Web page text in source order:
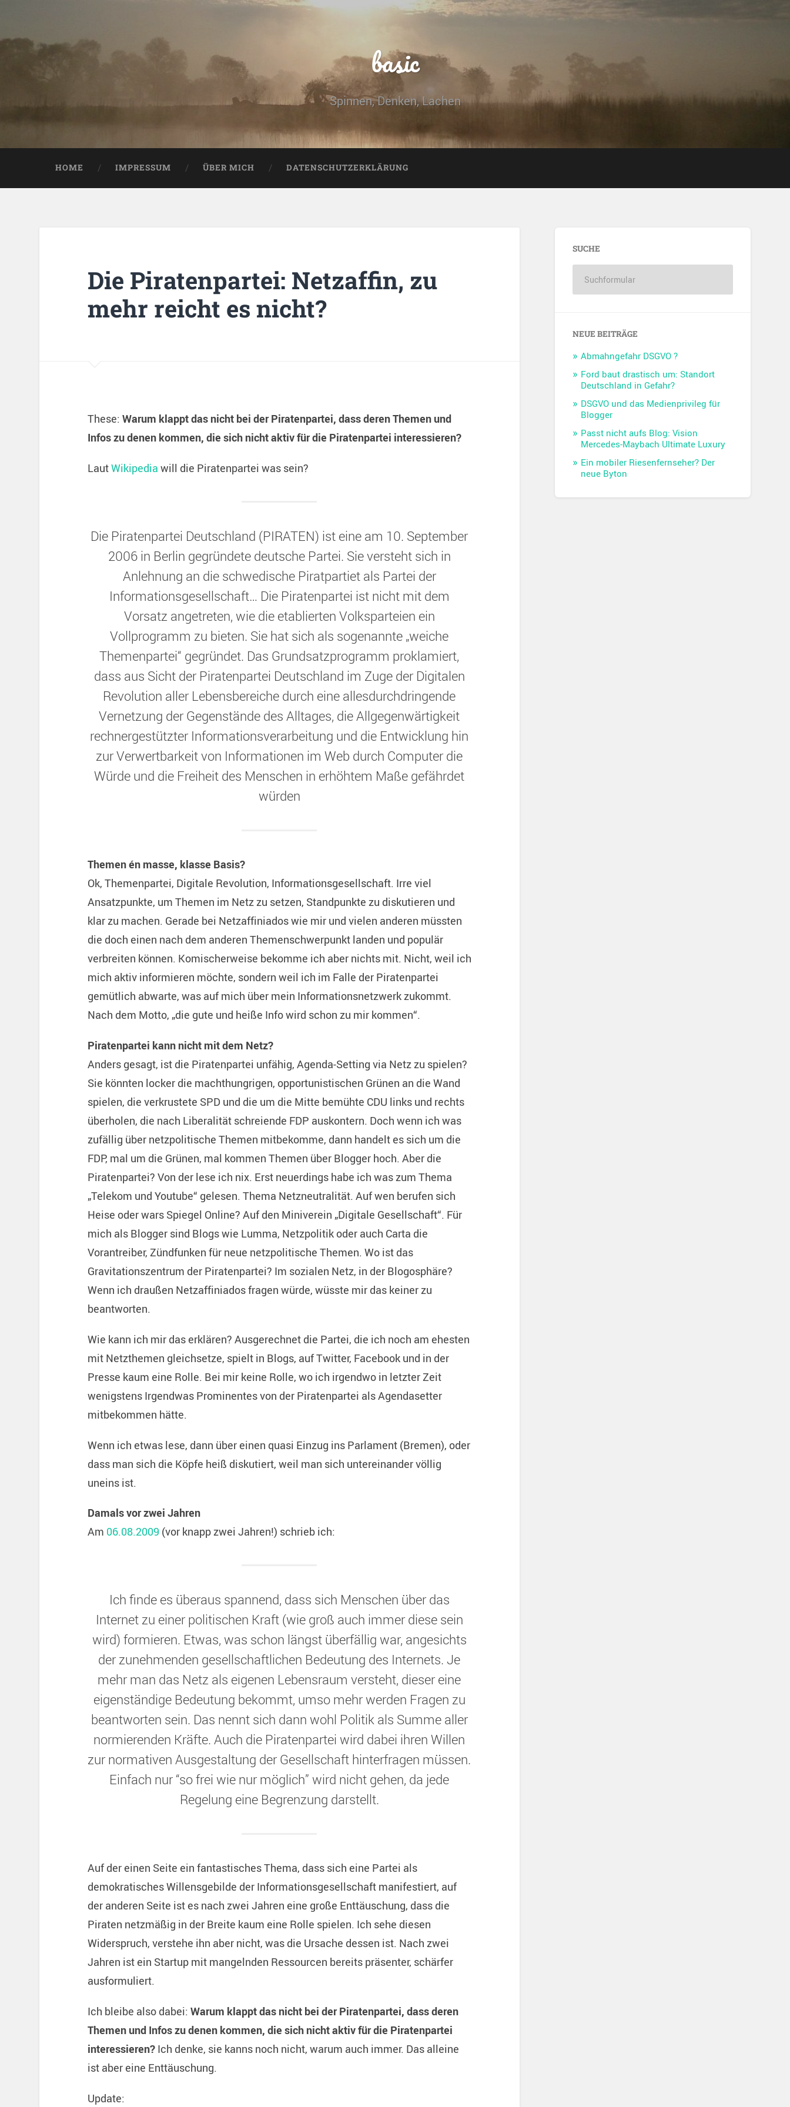
basic
Spinnen, Denken, Lachen
HOME IMPRESSUM ÜBER MICH DATENSCHUTZERKLÄRUNG
Die Piratenpartei: Netzaffin, zu
mehr reicht es nicht?
These: Warum klappt das nicht bei der Piratenpartei, dass deren Themen und
Infos zu denen kommen, die sich nicht aktiv für die Piratenpartei interessieren?
LautWikipedia will die Piratenpartei was sein?
Die Piratenpartei Deutschland (PIRATEN) ist eine am 10. September
2006 in Berlin gegründete deutsche Partei. Sie versteht sich in
Anlehnung an die schwedische Piratpartiet als Partei der
Informationsgesellschaft… Die Piratenpartei ist nicht mit dem
Vorsatz angetreten, wie die etablierten Volksparteien ein
Vollprogramm zu bieten. Sie hat sich als sogenannte „weiche
Themenpartei“ gegründet. Das Grundsatzprogramm proklamiert,
dass aus Sicht der Piratenpartei Deutschland im Zuge der Digitalen
Revolution aller Lebensbereiche durch eine allesdurchdringende
Vernetzung der Gegenstände des Alltages, die Allgegenwärtigkeit
rechnergestützter Informationsverarbeitung und die Entwicklung hin
zur Verwertbarkeit von Informationen im Web durch Computer die
Würde und die Freiheit des Menschen in erhöhtem Maße gefährdet
würden
Themen én masse, klasse Basis?
Ok, Themenpartei, Digitale Revolution, Informationsgesellschaft. Irre viel
Ansatzpunkte, um Themen im Netz zu setzen, Standpunkte zu diskutieren und
klar zu machen. Gerade bei Netzaffiniados wie mir und vielen anderen müssten
die doch einen nach dem anderen Themenschwerpunkt landen und populär
verbreiten können. Komischerweise bekomme ich aber nichts mit. Nicht, weil ich
mich aktiv informieren möchte, sondern weil ich im Falle der Piratenpartei
gemütlich abwarte, was auf mich über mein Informationsnetzwerk zukommt.
Nach dem Motto, „die gute und heiße Info wird schon zu mir kommen“.
Piratenpartei kann nicht mit dem Netz?
Anders gesagt, ist die Piratenpartei unfähig, Agenda-Setting via Netz zu spielen?
Sie könnten locker die machthungrigen, opportunistischen Grünen an die Wand
spielen, die verkrustete SPD und die um die Mitte bemühte CDU links und rechts
überholen, die nach Liberalität schreiende FDP auskontern. Doch wenn ich was
zufällig über netzpolitische Themen mitbekomme, dann handelt es sich um die
FDP, mal um die Grünen, mal kommen Themen über Blogger hoch. Aber die
Piratenpartei? Von der lese ich nix. Erst neuerdings habe ich was zum Thema
„Telekom und Youtube“ gelesen. Thema Netzneutralität. Auf wen berufen sich
Heise oder wars Spiegel Online? Auf den Miniverein „Digitale Gesellschaft“. Für
mich als Blogger sind Blogs wie Lumma, Netzpolitik oder auch Carta die
Vorantreiber, Zündfunken für neue netzpolitische Themen. Wo ist das
Gravitationszentrum der Piratenpartei? Im sozialen Netz, in der Blogosphäre?
Wenn ich draußen Netzaffiniados fragen würde, wüsste mir das keiner zu
beantworten.
Wie kann ich mir das erklären? Ausgerechnet die Partei, die ich noch am ehesten
mit Netzthemen gleichsetze, spielt in Blogs, auf Twitter, Facebook und in der
Presse kaum eine Rolle. Bei mir keine Rolle, wo ich irgendwo in letzter Zeit
wenigstens Irgendwas Prominentes von der Piratenpartei als Agendasetter
mitbekommen hätte.
Wenn ich etwas lese, dann über einen quasi Einzug ins Parlament (Bremen), oder
dass man sich die Köpfe heiß diskutiert, weil man sich untereinander völlig
uneins ist.
Damals vor zwei Jahren
Am 06.08.2009 (vor knapp zwei Jahren!) schrieb ich:
Ich finde es überaus spannend, dass sich Menschen über das
Internet zu einer politischen Kraft (wie groß auch immer diese sein
wird) formieren. Etwas, was schon längst überfällig war, angesichts
der zunehmenden gesellschaftlichen Bedeutung des Internets. Je
mehr man das Netz als eigenen Lebensraum versteht, dieser eine
eigenständige Bedeutung bekommt, umso mehr werden Fragen zu
beantworten sein. Das nennt sich dann wohl Politik als Summe aller
normierenden Kräfte. Auch die Piratenpartei wird dabei ihren Willen
zur normativen Ausgestaltung der Gesellschaft hinterfragen müssen.
Einfach nur “so frei wie nur möglich” wird nicht gehen, da jede
Regelung eine Begrenzung darstellt.
Auf der einen Seite ein fantastisches Thema, dass sich eine Partei als
demokratisches Willensgebilde der Informationsgesellschaft manifestiert, auf
der anderen Seite ist es nach zwei Jahren eine große Enttäuschung, dass die
Piraten netzmäßig in der Breite kaum eine Rolle spielen. Ich sehe diesen
Widerspruch, verstehe ihn aber nicht, was die Ursache dessen ist. Nach zwei
Jahren ist ein Startup mit mangelnden Ressourcen bereits präsenter, schärfer
ausformuliert.
Ich bleibe also dabei: Warum klappt das nicht bei der Piratenpartei, dass deren
Themen und Infos zu denen kommen, die sich nicht aktiv für die Piratenpartei
interessieren?Ich denke, sie kanns noch nicht, warum auch immer. Das alleine
ist aber eine Enttäuschung.
Update:
SUCHE
NEUE BEITRÄGE
Abmahngefahr DSGVO ?
Ford baut drastisch um: Standort
Deutschland in Gefahr?
DSGVO und das Medienprivileg für
Blogger
Passt nicht aufs Blog: Vision
Mercedes-Maybach Ultimate Luxury
Ein mobiler Riesenfernseher? Der
neue Byton